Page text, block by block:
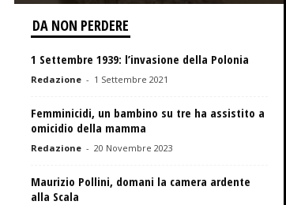
DA NON PERDERE
1 Settembre 1939: l’invasione della Polonia
Redazione - 1 Settembre 2021
Femminicidi, un bambino su tre ha assistito a
omicidio della mamma
Redazione - 20 Novembre 2023
Maurizio Pollini, domani la camera ardente
alla Scala